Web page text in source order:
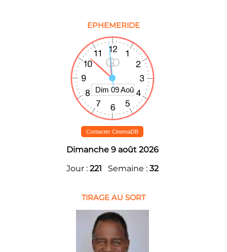
EPHEMERIDE
Contacter CinemaDB
Dimanche 9 août 2026
Jour : 221 Semaine : 32
TIRAGE AU SORT